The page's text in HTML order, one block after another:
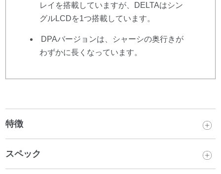
レイを搭載していますが、DELTAはシン
グルLCDを1つ搭載しています。
DPAバージョンは、シャーシの奥行きが
わずかに長くなっています。
特徴
スペック